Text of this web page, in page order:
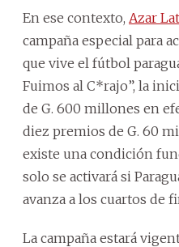
En ese contexto, Azar
campaña especial para
que vive el fútbol
Fuimos al C*rajo”, la
de G. 600 millones en
diez premios de G. 60
existe una condición
solo se activará si
avanza a los cuartos de
La campaña estará